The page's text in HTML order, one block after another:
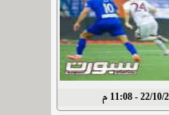
- 11:08 م